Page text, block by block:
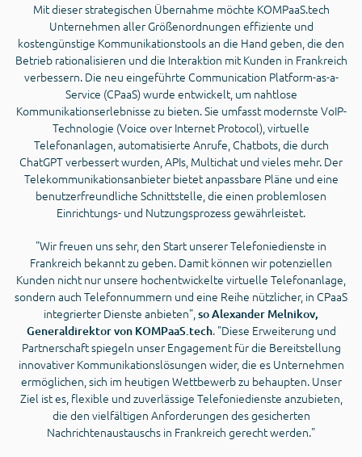
Mit dieser strategischen Übernahme möchte KOMPaaS.tech
Unternehmen aller Größenordnungen effiziente und
kostengünstige Kommunikationstools an die Hand geben, die den
Betrieb rationalisieren und die Interaktion mit Kunden in Frankreich
verbessern. Die neu eingeführte Communication Platform-as-a-
Service (CPaaS) wurde entwickelt, um nahtlose
Kommunikationserlebnisse zu bieten. Sie umfasst modernste VoIP-
Technologie (Voice over Internet Protocol), virtuelle
Telefonanlagen, automatisierte Anrufe, Chatbots, die durch
ChatGPT verbessert wurden, APIs, Multichat und vieles mehr. Der
Telekommunikationsanbieter bietet anpassbare Pläne und eine
benutzerfreundliche Schnittstelle, die einen problemlosen
Einrichtungs- und Nutzungsprozess gewährleistet.
"Wir freuen uns sehr, den Start unserer Telefoniedienste in
Frankreich bekannt zu geben. Damit können wir potenziellen
Kunden nicht nur unsere hochentwickelte virtuelle Telefonanlage,
sondern auch Telefonnummern und eine Reihe nützlicher, in CPaaS
integrierter Dienste anbieten",so Alexander Melnikov,
Generaldirektor von KOMPaaS.tech. "Diese Erweiterung und
Partnerschaft spiegeln unser Engagement für die Bereitstellung
innovativer Kommunikationslösungen wider, die es Unternehmen
ermöglichen, sich im heutigen Wettbewerb zu behaupten. Unser
Ziel ist es, flexible und zuverlässige Telefoniedienste anzubieten,
die den vielfältigen Anforderungen des gesicherten
Nachrichtenaustauschs in Frankreich gerecht werden."